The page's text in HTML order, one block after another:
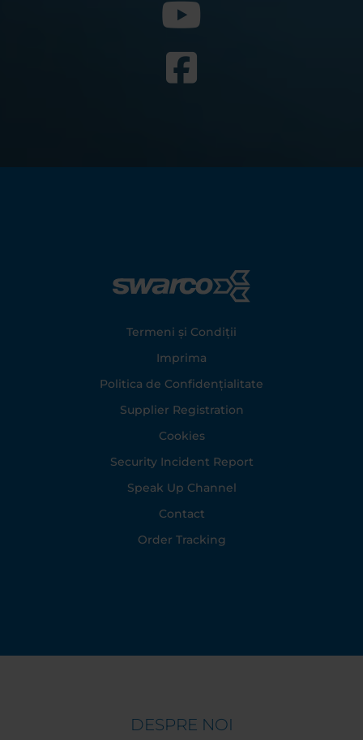
Termeni și Condiții
Imprima
Politica de Confidențialitate
Supplier Registration
Cookies
Security Incident Report
Speak Up Channel
Contact
Order Tracking
DESPRE NOI